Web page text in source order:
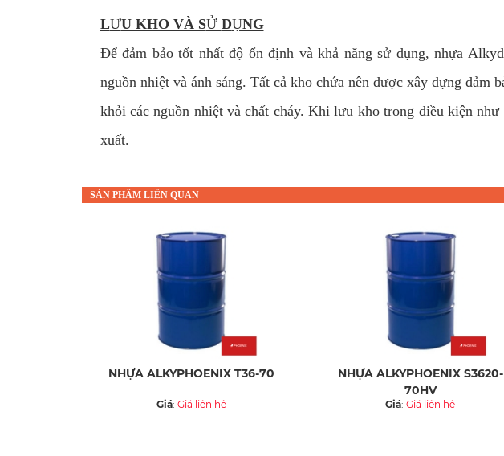
LƯU KHO VÀ SỬ DỤNG
Để đảm bảo tốt nhất độ ổn định và khả năng sử dụng, nhựa
nguồn nhiệt và ánh sáng. Tất cả kho chứa nên được xây dựng đảm
khỏi các nguồn nhiệt và chất cháy. Khi lưu kho trong điều kiện
xuất.
SẢN PHẨM LIÊN QUAN
NHỰA ALKYPHOENIX T36-70
Giá: Giá liên hệ
NHỰA ALKYPHOENIX S3620-
70HV
Giá: Giá liên hệ